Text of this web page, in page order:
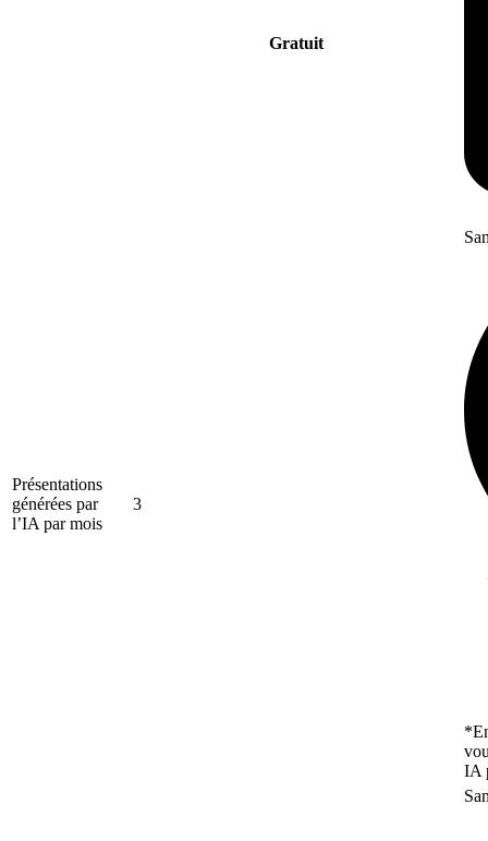
Gratuit
Présentations
générées par
l’IA par mois
3
IA